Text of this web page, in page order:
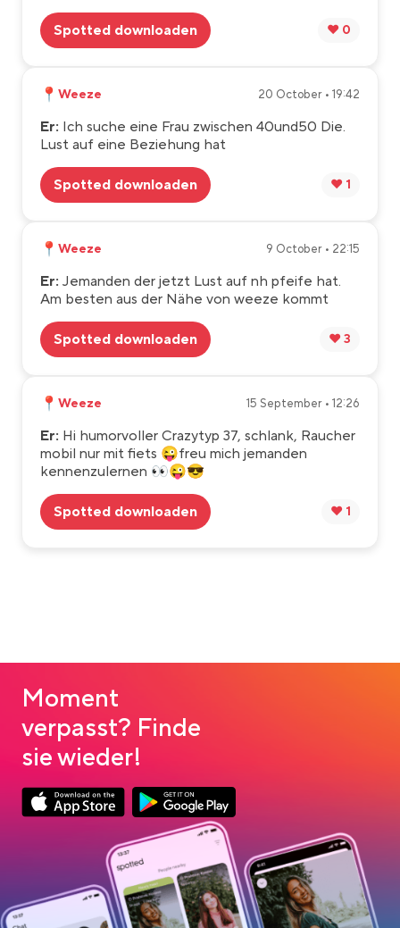
Spotted downloaden ❤️ 0
📍 Weeze 20 October • 19:42
Er: Ich suche eine Frau zwischen 40und50 Die.
Lust auf eine Beziehung hat
Spotted downloaden ❤️ 1
📍 Weeze 9 October • 22:15
Er: Jemanden der jetzt Lust auf nh pfeife hat.
Am besten aus der Nähe von weeze kommt
Spotted downloaden ❤️ 3
📍 Weeze 15 September • 12:26
Er: Hi humorvoller Crazytyp 37, schlank, Raucher
mobil nur mit fiets 😜freu mich jemanden
kennenzulernen 👀😜😎
Spotted downloaden ❤️ 1
Moment
verpasst? Finde
sie wieder!
Google Play Download